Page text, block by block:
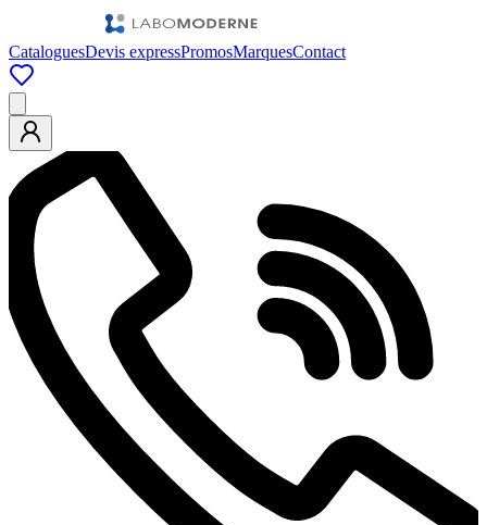
CataloguesDevis expressPromosMarquesContact